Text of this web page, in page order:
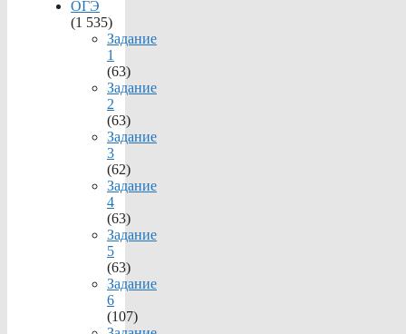
ОГЭ
(1 535)
Задание
1
(63)
Задание
2
(63)
Задание
3
(62)
Задание
4
(63)
Задание
5
(63)
Задание
6
(107)